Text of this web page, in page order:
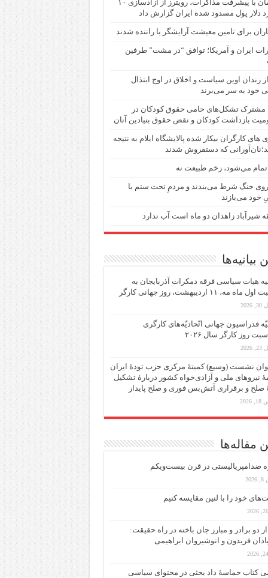
همزمان با پیشرفت مذاکرات، رویترز از آزادسازی ۱۰
دلار پول مسدود شده ایران گزارش داد
برای تامین معیشت آرایشگر یا راننده شدند
ایران و آمریکا؛ توافق “در مشت” طرفین
زندان اوین سیاست و اخلاق در اوج ابتذال
خود به سر می‌برند
مشترک تشکل‌های حامی حقوق کودکان در
بازداشت کودکان و نقض حقوق بنیادین آنان
های کارگران بیکار شده پالایشگاه ایلام به نتیجه
که دستفروش شدند
می‌شود، زخم طبیعت نه
روی جنگ شرط می‌بندند و مردمِ تحت ستم با
خود می‌بازند
شیرآباد زاهدان دو ماه است آب ندارد
بیانیه‌ها
هیات سیاسی فرقه دمکرات آذربایجان به
مه، ۱۱ اردیبهشت، روز جهانی کارگر
2026
فدراسیون جهانی اتّحادیّه‌های کارگری
روز کارگر سال ۲۰۲۶
2026
نشست (وسیع)‌ کمیتهٔ‌ مرکزی حزب تودهٔ ایران
نیروهای ملی و آزادی‌خواه کشور دربارهٔ تشکیل
صلح و برقراری آتش‌بس فوری و صلح پایدار
2026
مقاله‌ها
ضد‌امپریالیستی در قرن بیست‌ویکم
خود را با لنین مقایسه کنیم
دو برادر و مبارز جان باخته در راه حقیقت:
فریدون و انوشیروان ابراهیمی
کتاب حماسۀ داد بحثی در محتوای سیاسی